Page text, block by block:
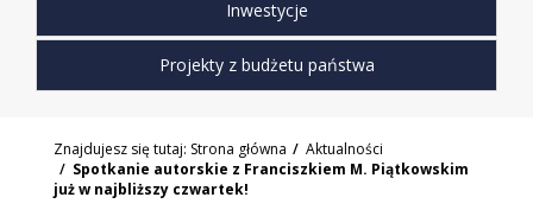
Inwestycje
Projekty z budżetu państwa
Znajdujesz się tutaj: Strona główna
Aktualności
Spotkanie autorskie z Franciszkiem M. Piątkowskim
już w najbliższy czwartek!